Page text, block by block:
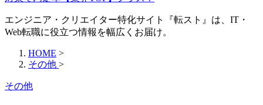
エンジニア・クリエイター特化サイト『転スト』は、IT・
Web転職に役立つ情報を幅広くお届け。
HOME >
その他 >
その他